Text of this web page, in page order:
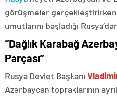
görüşmeler gerçekleştirirken
umutlarını başladığı
“Dağlık Karabağ
Parçası”
Rusya Devlet Başkanı
Azerbaycan topraklarının